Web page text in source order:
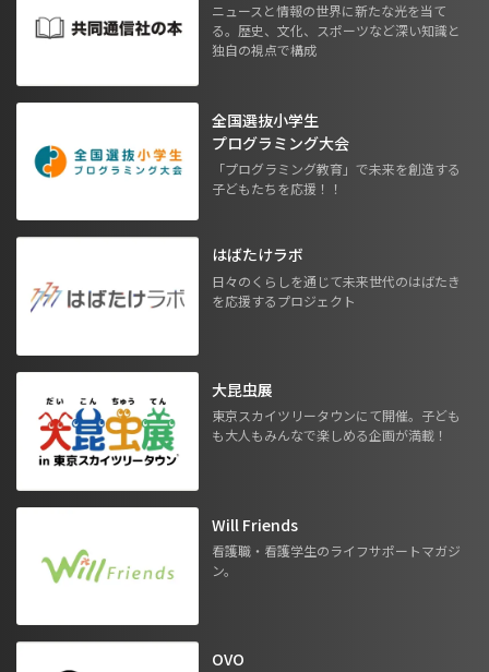
ニュースと情報の世界に新たな光を当て
る。歴史、文化、スポーツなど深い知識と
独自の視点で構成
全国選抜小学生
プログラミング大会
「プログラミング教育」で未来を創造する
子どもたちを応援！！
はばたけラボ
日々のくらしを通じて未来世代のはばたき
を応援するプロジェクト
大昆虫展
東京スカイツリータウンにて開催。子ども
も大人もみんなで楽しめる企画が満載！
Will Friends
看護職・看護学生のライフサポートマガジ
ン。
OVO